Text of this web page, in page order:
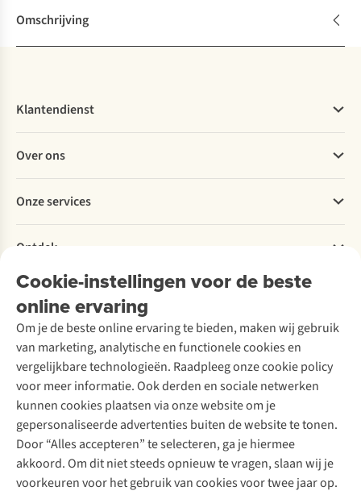
Omschrijving
Cookie-instellingen voor de beste
online ervaring
Om je de beste online ervaring te bieden, maken wij gebruik
van marketing, analytische en functionele cookies en
vergelijkbare technologieën. Raadpleeg onze cookie policy
voor meer informatie. Ook derden en sociale netwerken
kunnen cookies plaatsen via onze website om je
gepersonaliseerde advertenties buiten de website te tonen.
Door “Alles accepteren” te selecteren, ga je hiermee
akkoord. Om dit niet steeds opnieuw te vragen, slaan wij je
voorkeuren voor het gebruik van cookies voor twee jaar op.
Klantendienst
Bestellen
Betalen
Levering
Retourneren
Bestelling herroepen
Garantie
Contact
Over ons
Explore More
Verantwoord ondernemen
Over Ayacucho
Onze winkels
Over A.S.Adventure
Toegankelijkheidsverklaring
Onze services
Ski-onderhoud
Wasservice
Schoenonderhoud
Schoenherstelling
Kledingherstelling
Retouches
Voor bedrijven
Ontdek
A.S.Magazine
Podcast
Explore Academy
Explore Camp
Gear Check
Inspiratie & advies
Meld je aan voor de nieuwsbrief
Follow us